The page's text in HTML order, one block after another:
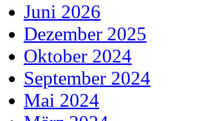
Juni 2026
Dezember 2025
Oktober 2024
September 2024
Mai 2024